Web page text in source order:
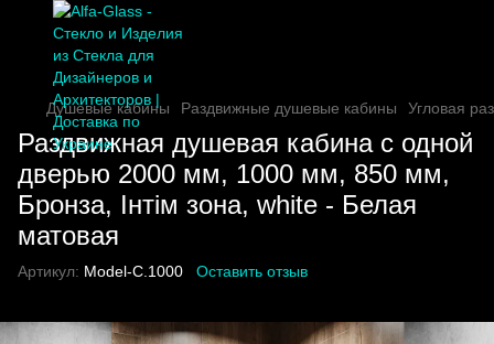
Душевые кабины Раздвижные душевые кабины Угловая
Раздвижная душевая кабина с одной
дверью 2000 мм, 1000 мм, 850 мм,
Бронза, Інтім зона, white - Белая
матовая
Артикул: Model-C.1000 Оставить отзыв